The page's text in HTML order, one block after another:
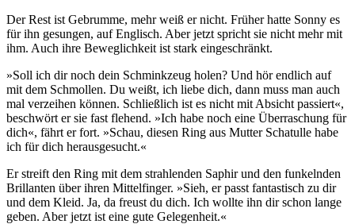
Der Rest ist Gebrumme, mehr weiß er nicht. Früher hatte Sonny es
für ihn gesungen, auf Englisch. Aber jetzt spricht sie nicht mehr mit
ihm. Auch ihre Beweglichkeit ist stark eingeschränkt.
»Soll ich dir noch dein Schminkzeug holen? Und hör endlich auf
mit dem Schmollen. Du weißt, ich liebe dich, dann muss man auch
mal verzeihen können. Schließlich ist es nicht mit Absicht passiert«,
beschwört er sie fast flehend. »Ich habe noch eine Überraschung für
dich«, fährt er fort. »Schau, diesen Ring aus Mutter Schatulle habe
ich für dich herausgesucht.«
Er streift den Ring mit dem strahlenden Saphir und den funkelnden
Brillanten über ihren Mittelfinger. »Sieh, er passt fantastisch zu dir
und dem Kleid. Ja, da freust du dich. Ich wollte ihn dir schon lange
geben. Aber jetzt ist eine gute Gelegenheit.«